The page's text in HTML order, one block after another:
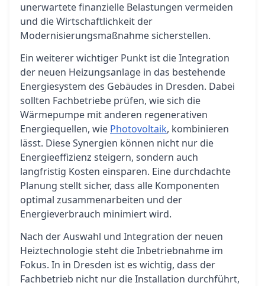
unerwartete finanzielle Belastungen vermeiden
und die Wirtschaftlichkeit der
Modernisierungsmaßnahme sicherstellen.
Ein weiterer wichtiger Punkt ist die Integration
der neuen Heizungsanlage in das bestehende
Energiesystem des Gebäudes in Dresden. Dabei
sollten Fachbetriebe prüfen, wie sich die
Wärmepumpe mit anderen regenerativen
Energiequellen, wie Photovoltaik, kombinieren
lässt. Diese Synergien können nicht nur die
Energieeffizienz steigern, sondern auch
langfristig Kosten einsparen. Eine durchdachte
Planung stellt sicher, dass alle Komponenten
optimal zusammenarbeiten und der
Energieverbrauch minimiert wird.
Nach der Auswahl und Integration der neuen
Heiztechnologie steht die Inbetriebnahme im
Fokus. In in Dresden ist es wichtig, dass der
Fachbetrieb nicht nur die Installation durchführt,